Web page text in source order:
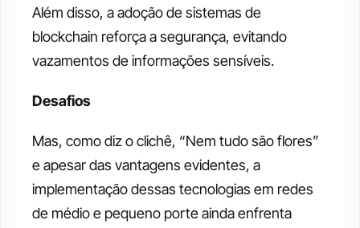
Além disso, a adoção de sistemas de
blockchain reforça a segurança, evitando
vazamentos de informações sensíveis.
Desafios
Mas, como diz o clichê, “Nem tudo são flores”
e apesar das vantagens evidentes, a
implementação dessas tecnologias em redes
de médio e pequeno porte ainda enfrenta